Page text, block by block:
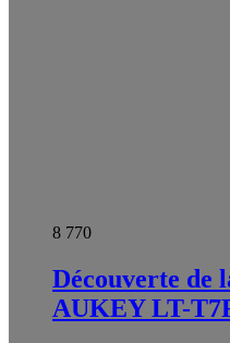
8 770
Découverte de
AUKEY LT-